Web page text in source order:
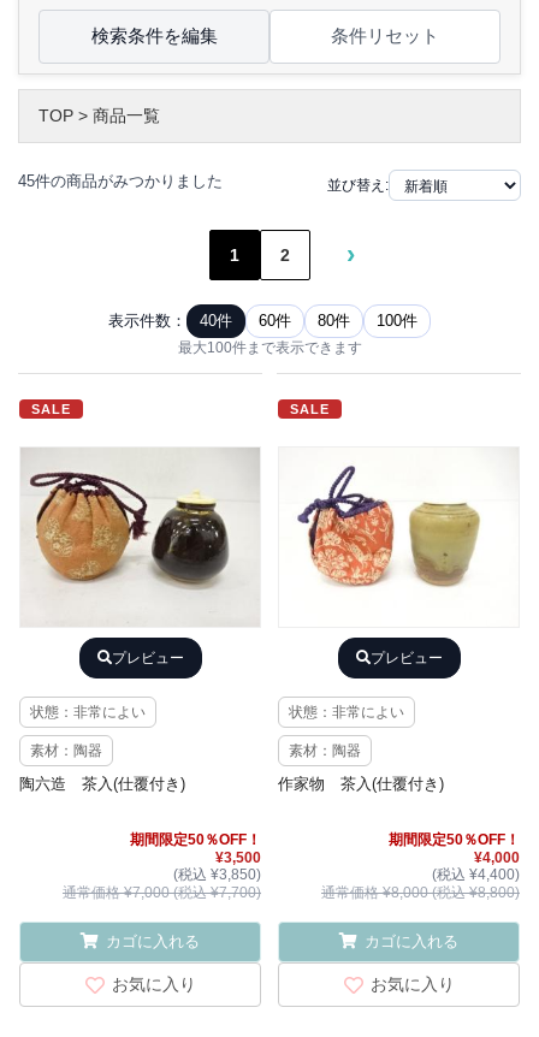
検索条件を編集 条件リセット
TOP > 商品一覧
45件の商品がみつかりました 並び替え:
1 2 ›
表示件数： 40件 60件 80件 100件
最大100件まで表示できます
SALE
プレビュー
状態：非常によい
素材：陶器
陶六造 茶入(仕覆付き)
期間限定50％OFF！
¥3,500
(税込 ¥3,850)
通常価格 ¥7,000 (税込 ¥7,700)
カゴに入れる
お気に入り
SALE
プレビュー
状態：非常によい
素材：陶器
作家物 茶入(仕覆付き)
期間限定50％OFF！
¥4,000
(税込 ¥4,400)
通常価格 ¥8,000 (税込 ¥8,800)
カゴに入れる
お気に入り